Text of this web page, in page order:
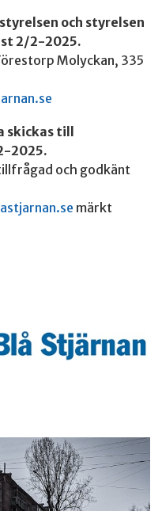
och styrelsen
2/2-2025.
Molyckan, 335
skickas till
2025.
och godkänt
märkt